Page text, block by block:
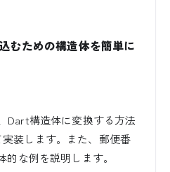
むための構造体を簡単に
Dart構造体に変換する方法
装します。また、郵便番
な例を説明します。